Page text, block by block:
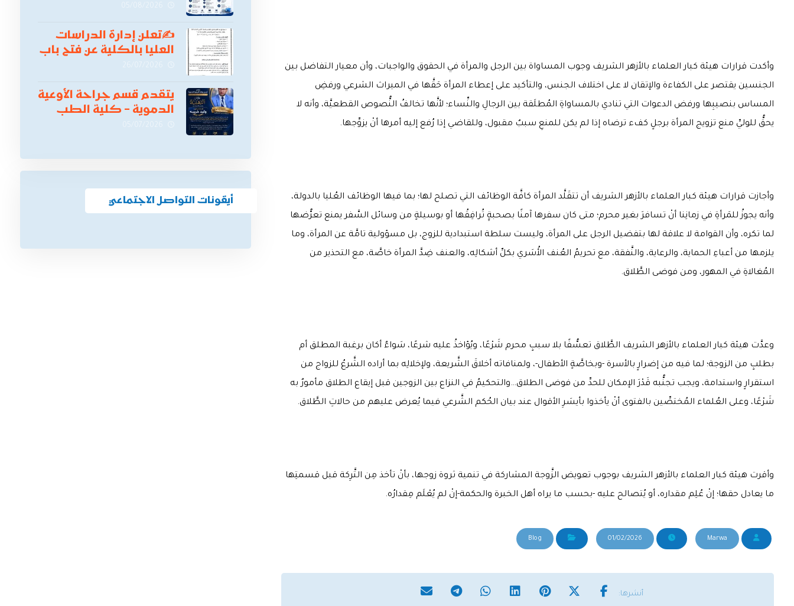
وأكدت قرارات هيئة كبار العلماء بالأزهر الشريف وجوب المساواة بين الرجل والمرأة في الحقوق والواجبات، وأن معيار التفاضل بين
الجنسين يقتصر على الكفاءة والإتقان لا على اختلاف الجنس، والتأكيد على إعطاء المرأة حَقَّها في الميراث الشرعي ورفضِ
المساس بنصيبِها ورفض الدعوات التي تنادي بالمساواةِ المُطلَقة بين الرجالِ والنِّساء؛ لأنَّها تخالفُ النُّصوص القطعيَّة، وأنه لا
يحقُّ للوليِّ منع تزويج المرأة برجلٍ كفء ترضاه إذا لم يكن للمنعِ سببٌ مقبول، وللقاضي إذا رُفع إليه أمرها أنْ يزوِّجها.
وأجازت قرارات هيئة كبار العلماء بالأزهر الشريف أن تتقَلَّد المرأة كافَّة الوظائف التي تصلح لها؛ بما فيها الوظائف العُليا بالدولة،
وأنه يجوزُ للمَرأةِ في زمانِنا أنْ تسافرَ بغير محرم؛ متى كان سفرها آمنًا بصحبةٍِ تُرافِقُها أو بوسيلةٍ من وسائل السَّفر يمنع تعرُّضها
لما تكره، وأن القوامة لا علاقة لها بتفضيل الرجل على المرأة، وليست سلطة استبدادية للزوج، بل مسؤولية تامَّة عن المرأة، وما
يلزمها من أعباءِ الحماية، والرعاية، والنَّفقة، مع تحريمُ العُنف الأُسَري بكلِّ أشكالِه، والعنف ضِدَّ المرأة خاصَّة، مع التحذير من
المُغالاةِ في المهور، ومن فوضى الطَّلاق.
وعدَّت هيئة كبار العلماء بالأزهر الشريف الطَّلاق تعسُّفًا بلا سببٍ محرم شَرْعًا، ويُؤاخذُ عليه شرعًا، سَواءٌ أكان برغبة المطلق أم
بطلبٍ من الزوجة؛ لما فيه من إضرارٍ بالأسرة -وبخاصَّةٍ الأطفال-، ولمنافاته أخلاقَ الشَّريعة، ولإخلالِه بما أراده الشَّرعُ للزواج من
استقرارٍ واستدامة، ويجب تجنُّبه قَدْرَ الإمكان للحدِّ من فوضى الطلاق…والتحكيمُ في النزاع بين الزوجين قبل إيقاع الطلاق مأمورٌ به
شَرْعًا، وعلى العُلماء المُختصِّين بالفتوى أنْ يأخذوا بأيسَرِ الأقوال عند بيان الحُكم الشَّرعي فيما يُعرض عليهم من حالاتِ الطَّلاق.
وأقرت هيئة كبار العلماء بالأزهر الشريف بوجوب تعويض الزَّوجة المشاركة في تنمية ثروة زوجها، بأنْ تأخذ مِن التَّرِكة قبل قسمتِها
ما يعادل حقها؛ إنْ عُلِم مقداره، أو يُتصالح عليه -بحسب ما يراه أهل الخبرة والحكمة-إنْ لم يُعْلَم مِقدارُه.
Marwa
01/02/2026
Blog
✍تعلن إدارة الدراسات
العليا بالكلية عن فتح باب
أكتوبر 2026،
يتقدم قسم جراحة الأوعية
الدموية – كلية الطب
الأستاذ الدكتور/ وليد
أيقونات التواصل الاجتماعي